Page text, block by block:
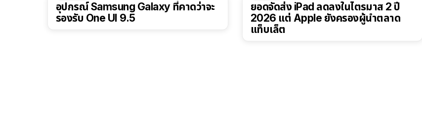
อุปกรณ์ Samsung Galaxy ที่คาดว่าจะ
รองรับ One UI 9.5
ยอดจัดส่ง iPad ลดลงในไตรมาส 2 ปี
2026 แต่ Apple ยังครองผู้นำตลาด
แท็บเล็ต